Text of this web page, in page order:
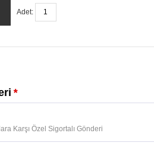
Adet:
*
Karşı Özel Sigortalı Gönderi